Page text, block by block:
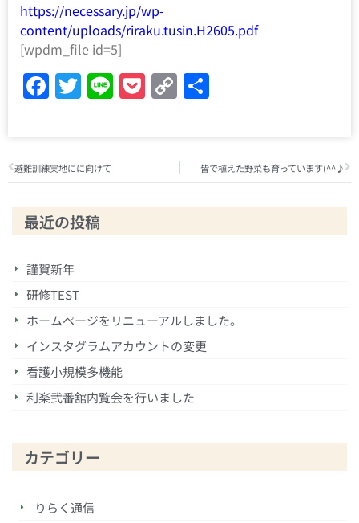
https://necessary.jp/wp-
content/uploads/riraku.tusin.H2605.pdf
[wpdm_file id=5]
Facebook
Twitter
LinePocket
Copy
Link
避難訓練実地にに向けて 皆で植えた野菜も育っています(^^♪
最近の投稿
謹賀新年
研修TEST
ホームページをリニューアルしました。
インスタグラムアカウントの変更
看護小規模多機能
利楽弐番舘内覧会を行いました
カテゴリー
りらく通信